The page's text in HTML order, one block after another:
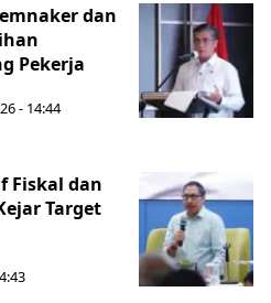
dan
Pekerja
- 14:44
Fiskal dan
Target